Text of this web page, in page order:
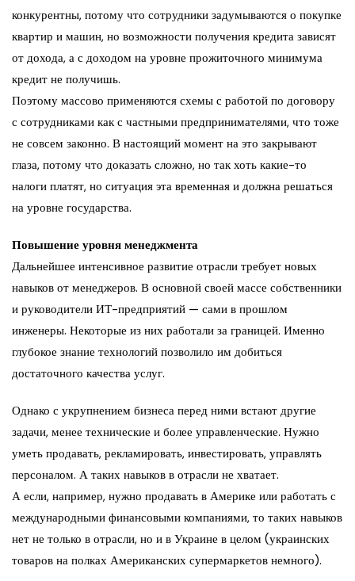
конкурентны, потому что сотрудники задумываются о покупке
квартир и машин, но возможности получения кредита зависят
от дохода, а с доходом на уровне прожиточного минимума
кредит не получишь.
Поэтому массово применяются схемы с работой по договору
с сотрудниками как с частными предпринимателями, что тоже
не совсем законно. В настоящий момент на это закрывают
глаза, потому что доказать сложно, но так хоть какие-то
налоги платят, но ситуация эта временная и должна решаться
на уровне государства.
Повышение уровня менеджмента
Дальнейшее интенсивное развитие отрасли требует новых
навыков от менеджеров. В основной своей массе собственники
и руководители ИТ-предприятий — сами в прошлом
инженеры. Некоторые из них работали за границей. Именно
глубокое знание технологий позволило им добиться
достаточного качества услуг.
Однако с укрупнением бизнеса перед ними встают другие
задачи, менее технические и более управленческие. Нужно
уметь продавать, рекламировать, инвестировать, управлять
персоналом. А таких навыков в отрасли не хватает.
А если, например, нужно продавать в Америке или работать с
международными финансовыми компаниями, то таких навыков
нет не только в отрасли, но и в Украине в целом (украинских
товаров на полках Американских супермаркетов немного).